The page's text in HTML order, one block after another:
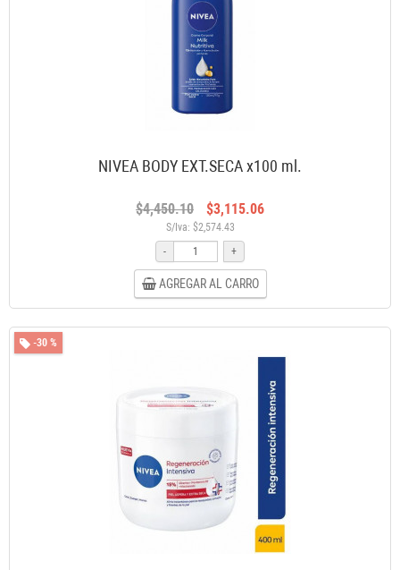
NIVEA BODY EXT.SECA x100 ml.
$4,450.10 $3,115.06
S/Iva: $2,574.43
-
+
AGREGAR AL CARRO
-30 %